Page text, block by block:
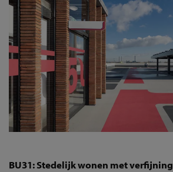
BU31: Stedelijk wonen met verfijning